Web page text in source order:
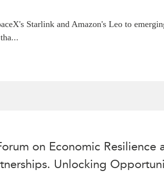
Starlink and Amazon's Leo to
on Economic Resilience
Unlocking